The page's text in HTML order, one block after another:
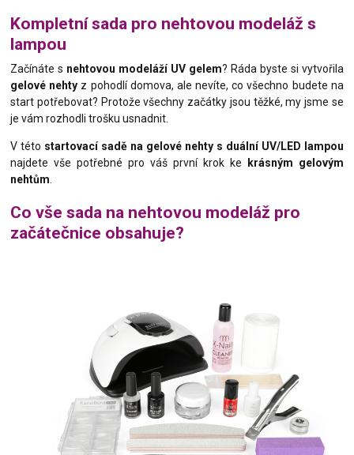
Kompletní sada pro nehtovou modeláž s
lampou
Začínáte s nehtovou modeláží UV gelem? Ráda byste si vytvořila
gelové nehty z pohodlí domova, ale nevíte, co všechno budete na
start potřebovat? Protože všechny začátky jsou těžké, my jsme se
je vám rozhodli trošku usnadnit.
V této startovací sadě na gelové nehty s duální UV/LED lampou
najdete vše potřebné pro váš první krok ke
krásným gelovým
nehtům.
Co vše sada na nehtovou modeláž pro
začátečnice obsahuje?